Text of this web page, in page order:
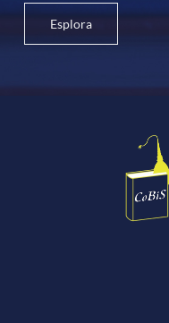
Esplora